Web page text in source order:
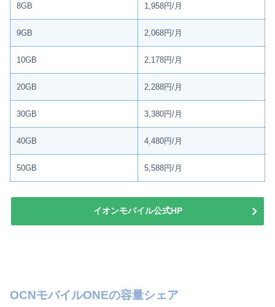
8GB 1,958円/月
9GB 2,068円/月
10GB 2,178円/月
20GB 2,288円/月
30GB 3,380円/月
40GB 4,480円/月
50GB 5,588円/月
イオンモバイル公式HP
OCNモバイルONEの容量シェア